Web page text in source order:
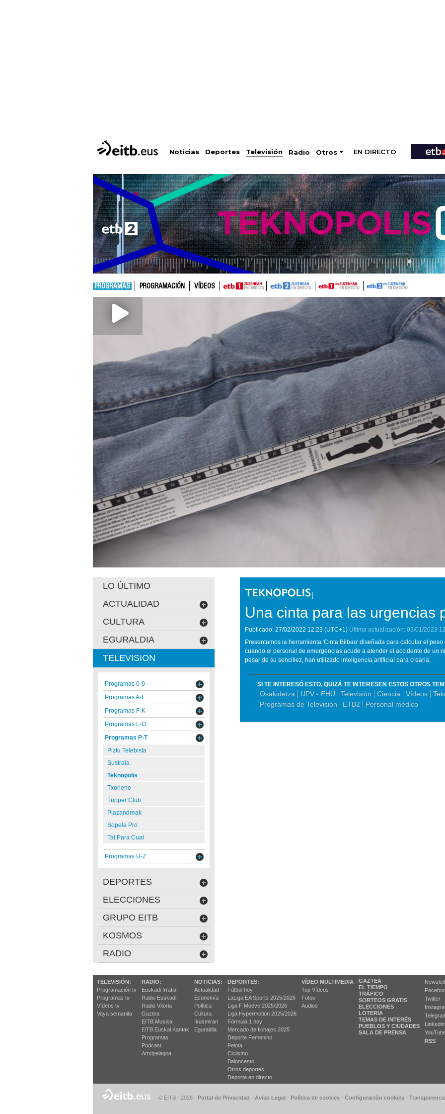
Noticias Deportes Televisión Radio Otros EN DIRECTO
PROGRAMAS PROGRAMACIÓN VÍDEOS
Una cinta para las urgencias
Publicado: 27/02/2022 12:23 (UTC+1) Última actualización: 03/01/2023
Presentamos la herramienta 'Cinta Bilbao' diseñada para calcular el
cuando el personal de emergencias acude a atender el accidente de un
pesar de su sencillez, han utilizado inteligencia artificial para crearla.
SI TE INTERESÓ ESTO, QUIZÁ TE INTERESEN ESTOS OTROS
Osakidetza UPV - EHU Televisión Ciencia Vídeos
Programas de Televisión
ETB2 Personal médico
LO ÚLTIMO
ACTUALIDAD
CULTURA
EGURALDIA
TELEVISION
Programas 0-9
Programas A-E
Programas F-K
Programas L-O
Programas P-T
Piztu Telebista
Sustraia
Teknopolis
Txoriene
Tupper Club
Plazandreak
Sopela Pro
Tal Para Cual
Programas U-Z
DEPORTES
ELECCIONES
GRUPO EITB
KOSMOS
RADIO
TELEVISIÓN:
Programación tv
Programas tv
Vídeos tv
Vaya semanita
RADIO:
Euskadi Irratia
Radio Euskadi
Radio Vitoria
Gaztea
EITB Musika
EiTB Euskal Kantak
Programas
Podcast
Artxipelagoa
NOTICIAS:
Actualidad
Economía
Política
Cultura
Ikusmiran
Eguraldia
DEPORTES:
Fútbol hoy
LaLiga EA Sports 2025/2026
Liga F Moeve 2025/2026
Liga Hypermotion 2025/2026
Fórmula 1 hoy
Mercado de fichajes 2025
Deporte Femenino
Pelota
Ciclismo
Baloncesto
Otros deportes
Deporte en directo
VÍDEO MULTIMEDIA
Top Vídeos
Fotos
Audios
GAZTEA
EL TIEMPO
TRÁFICO
SORTEOS GRATIS
ELECCIONES
LOTERÍA
TEMAS DE INTERÉS
PUEBLOS Y CIUDADES
SALA DE PRENSA
Twitter
Linkedin
RSS
© EITB - 2026 - Portal de Privacidad - Aviso Legal - Política de cookies - Configuración cookies -